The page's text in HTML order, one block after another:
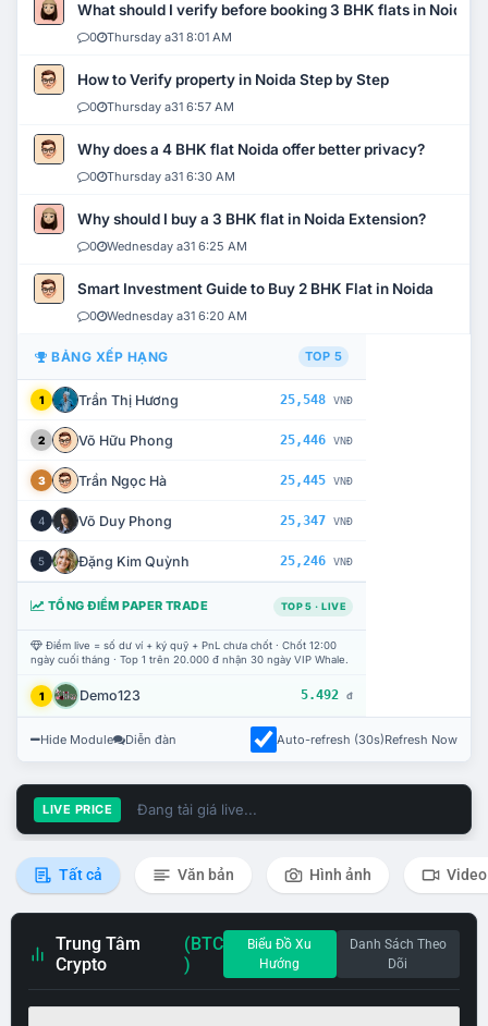
What should I verify before booking 3 BHK flats in Noida?
0 Thursday a31 8:01 AM
How to Verify property in Noida Step by Step
0 Thursday a31 6:57 AM
Why does a 4 BHK flat Noida offer better privacy?
0 Thursday a31 6:30 AM
Why should I buy a 3 BHK flat in Noida Extension?
0 Wednesday a31 6:25 AM
Smart Investment Guide to Buy 2 BHK Flat in Noida
0 Wednesday a31 6:20 AM
BẢNG XẾP HẠNG TOP 5
1 Trần Thị Hương 25,548 VNĐ
2 Võ Hữu Phong 25,446 VNĐ
3 Trần Ngọc Hà 25,445 VNĐ
4 Võ Duy Phong 25,347 VNĐ
5 Đặng Kim Quỳnh 25,246 VNĐ
TỔNG ĐIỂM PAPER TRADE TOP 5 · LIVE
Điểm live = số dư ví + ký quỹ + PnL chưa chốt · Chốt 12:00
ngày cuối tháng · Top 1 trên 20.000 đ nhận 30 ngày VIP Whale.
1 Demo123 5.492 đ
Hide Module Diễn đàn Auto-refresh (30s)Refresh Now
LIVE PRICE Đang tải giá live...
Tất cả Văn bản Hình ảnh Video
Trung Tâm
Crypto
(BTC
)
Biểu Đồ Xu
Hướng
Danh Sách Theo
Dõi